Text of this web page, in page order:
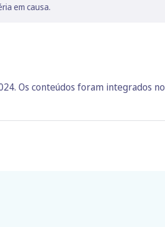
em causa.
Os conteúdos foram integrados no